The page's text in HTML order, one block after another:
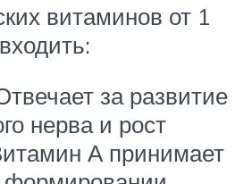
витаминов от 1
за развитие
нерва и рост
А принимает